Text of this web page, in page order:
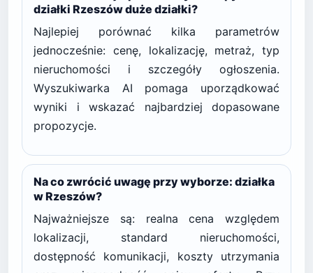
działki Rzeszów duże działki?
Najlepiej porównać kilka parametrów
jednocześnie: cenę, lokalizację, metraż, typ
nieruchomości i szczegóły ogłoszenia.
Wyszukiwarka AI pomaga uporządkować
wyniki i wskazać najbardziej dopasowane
propozycje.
Na co zwrócić uwagę przy wyborze: działka
w Rzeszów?
Najważniejsze są: realna cena względem
lokalizacji, standard nieruchomości,
dostępność komunikacji, koszty utrzymania